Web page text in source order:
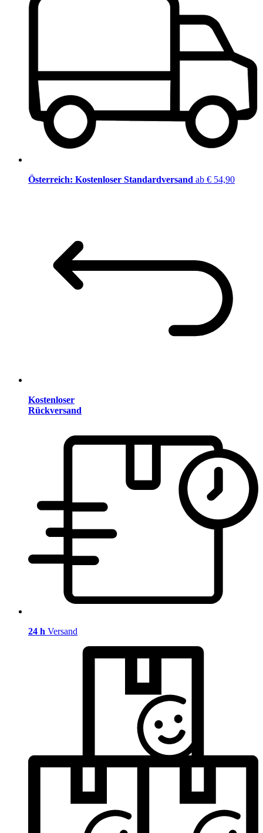
Österreich: Kostenloser Standardversand ab € 54,90
Kostenloser
Rückversand
24 h Versand